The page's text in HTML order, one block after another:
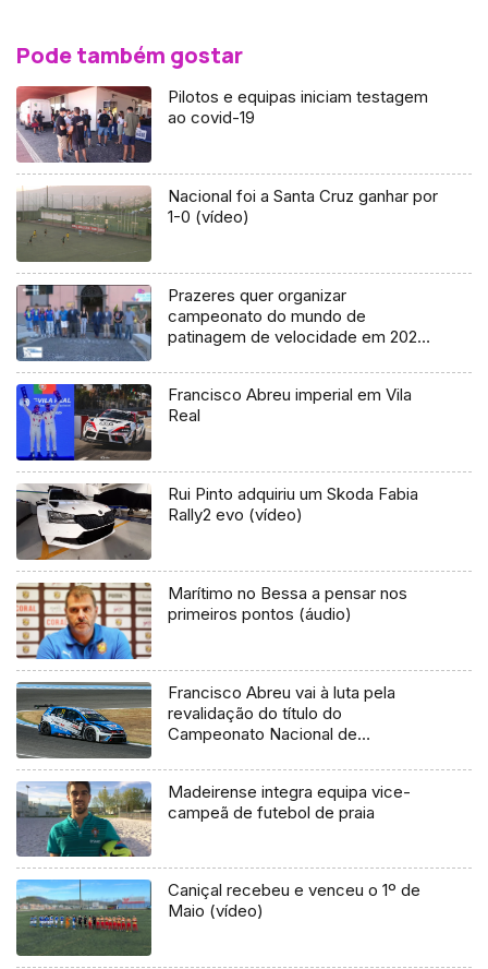
Pode também gostar
Pilotos e equipas iniciam testagem
ao covid-19
Nacional foi a Santa Cruz ganhar por
1-0 (vídeo)
Prazeres quer organizar
campeonato do mundo de
patinagem de velocidade em 2025
Francisco Abreu imperial em Vila
Real
Rui Pinto adquiriu um Skoda Fabia
Rally2 evo (vídeo)
Marítimo no Bessa a pensar nos
primeiros pontos (áudio)
Francisco Abreu vai à luta pela
revalidação do título do
Campeonato Nacional de
Madeirense integra equipa vice-
campeã de futebol de praia
Caniçal recebeu e venceu o 1º de
Maio (vídeo)